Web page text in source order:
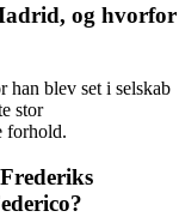
og hvorfor
blev set i selskab
stor
forhold.